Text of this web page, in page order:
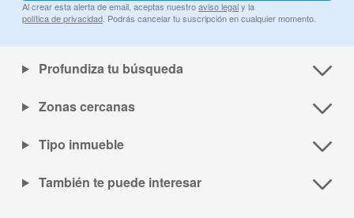
Al crear esta alerta de email, aceptas nuestroaviso legaly la
política de privacidad . Podrás cancelar tu suscripción en cualquier momento.
Profundiza tu búsqueda
Zonas cercanas
Tipo inmueble
También te puede interesar